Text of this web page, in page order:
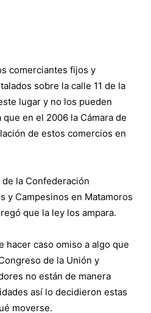
comerciantes fijos y
sobre la calle 11 de la
lugar y no los pueden
en el 2006 la Cámara de
de estos comercios en
la Confederación
y Campesinos en Matamoros
que la ley los ampara.
hacer caso omiso a algo que
de la Unión y
no están de manera
así lo decidieron estas
moverse.